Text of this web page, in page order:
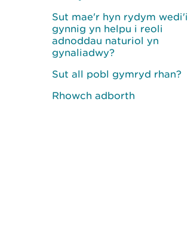
Sut mae'r hyn rydym wedi'i
gynnig yn helpu i reoli
adnoddau naturiol yn
gynaliadwy?
Sut all pobl gymryd rhan?
Rhowch adborth